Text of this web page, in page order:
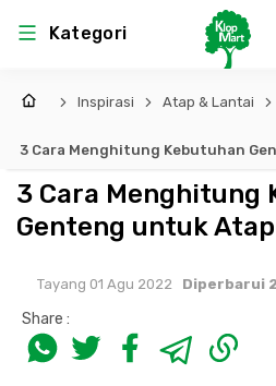
Kategori
Lem
Dinding
Pintu, Jendela &
Produk K3
Perlengkapan
Bekisting
MEP
Sistem Elektro
Sistem
Sistem Pemipaan
Interior
Inspirasi Atap & Lantai
3 Cara Menghitung Kebutuhan
3 Cara Menghitung
Genteng untuk
Tayang 01 Agu 2022 Diperbarui
Share :